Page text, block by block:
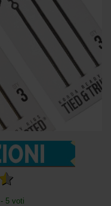
5 voti